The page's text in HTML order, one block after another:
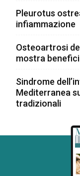
Pleurotus
infiammazione
Osteoartrosi
mostra
Sindrome
Mediterranea
tradizionali